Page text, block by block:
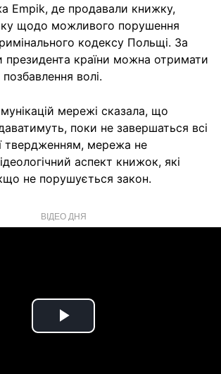
Empik, де продавали книжку,
щодо можливого порушення
кодексу Польщі. За
президента країни можна отримати
волі.
мережі сказала, що
поки не завершаться всі
твердженням, мережа не
аспект книжок, які
не порушується закон.
ВІДЕО ДНЯ
Play